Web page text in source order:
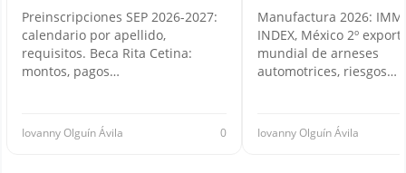
Preinscripciones SEP 2026-2027:
calendario por apellido,
requisitos. Beca Rita Cetina:
montos, pagos…
Iovanny Olguín Ávila 0
Manufactura 2026:
INDEX, México 2º
mundial de arneses
automotrices, riesgos…
Iovanny Olguín Ávila